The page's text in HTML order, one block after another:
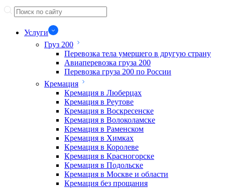
Услуги
Груз 200
Перевозка тела умершего в другую страну
Авиаперевозка груза 200
Перевозка груза 200 по России
Кремация
Кремация в Люберцах
Кремация в Реутове
Кремация в Воскресенске
Кремация в Волоколамске
Кремация в Раменском
Кремация в Химках
Кремация в Королеве
Кремация в Красногорске
Кремация в Подольске
Кремация в Москве и области
Кремация без прощания